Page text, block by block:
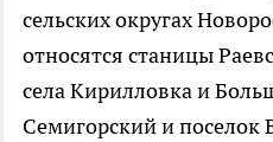
сельских округах
относятся станицы
села Кирилловка и
Семигорский и поселок